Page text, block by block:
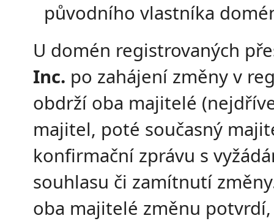
původního vlastníka
U domén registrovaných
Inc. po zahájení změny v
obdrží oba majitelé
majitel, poté současný
konfirmační zprávu s
souhlasu či zamítnutí
oba majitelé změnu